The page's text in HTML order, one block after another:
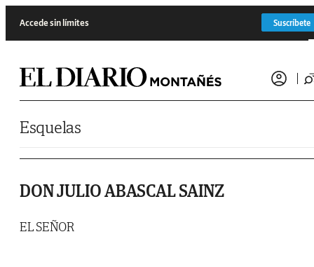
Accede sin límites Suscríbete
Esquelas
DON JULIO ABASCAL SAINZ
EL SEÑOR